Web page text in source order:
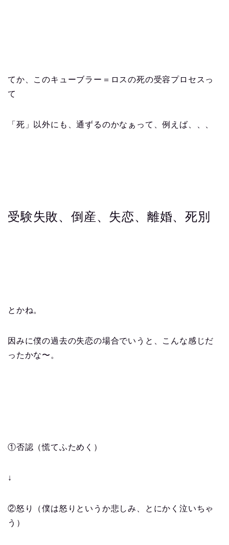
てか、このキューブラー＝ロスの死の受容プロセスっ
て
「死」以外にも、通ずるのかなぁって、例えば、、、
受験失敗、倒産、失恋、離婚、死別
とかね。
因みに僕の過去の失恋の場合でいうと、こんな感じだ
ったかな〜。
①否認（慌てふためく）
↓
②怒り（僕は怒りというか悲しみ、とにかく泣いちゃ
う）